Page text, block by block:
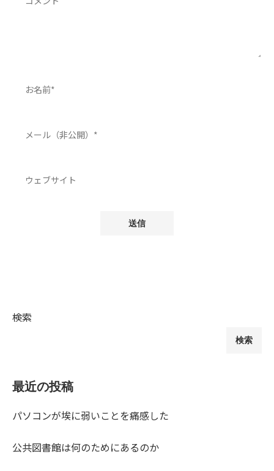
検索
検索
最近の投稿
パソコンが埃に弱いことを痛感した
公共図書館は何のためにあるのか